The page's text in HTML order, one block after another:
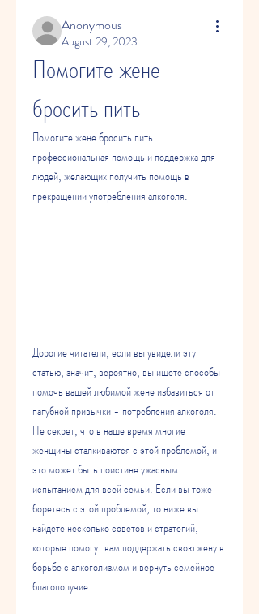
Anonymous
August 29, 2023
Помогите жене
бросить пить
Помогите жене бросить пить:
профессиональная помощь и поддержка для
людей, желающих получить помощь в
прекращении употребления алкоголя.
Дорогие читатели, если вы увидели эту
статью, значит, вероятно, вы ищете способы
помочь вашей любимой жене избавиться от
пагубной привычки - потребления алкоголя.
Не секрет, что в наше время многие
женщины сталкиваются с этой проблемой, и
это может быть поистине ужасным
испытанием для всей семьи. Если вы тоже
боретесь с этой проблемой, то ниже вы
найдете несколько советов и стратегий,
которые помогут вам поддержать свою жену в
борьбе с алкоголизмом и вернуть семейное
благополучие.